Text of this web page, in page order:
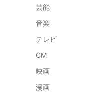
芸能
音楽
テレビ
CM
映画
漫画